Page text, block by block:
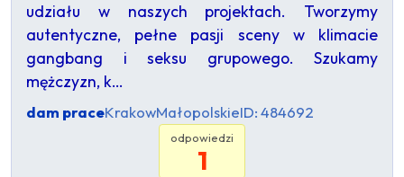
udziału w naszych projektach. Tworzymy
autentyczne, pełne pasji sceny w klimacie
gangbang i seksu grupowego. Szukamy
mężczyzn, k…
dam praceKrakowMałopolskieID: 484692
odpowiedzi
1